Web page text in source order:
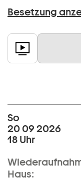
Besetzung
So
20 09 2026
18 Uhr
Haus: